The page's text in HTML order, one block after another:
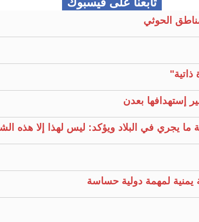
الحوثي
إستهدافها بعدن
يجري في البلاد ويؤكد: ليس لهذا إلا هذه
لمهمة دولية حساسة